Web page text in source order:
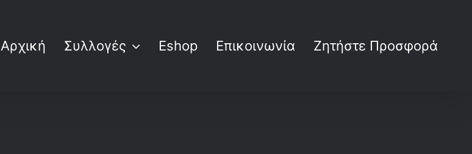
Αρχική Συλλογές Eshop Επικοινωνία Ζητήστε Προσφορά